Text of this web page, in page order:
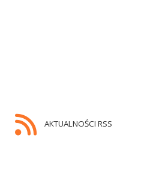
AKTUALNOŚCI RSS